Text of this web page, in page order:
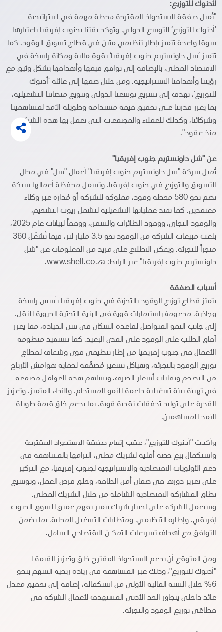
لأدنوك للتوزيع:
"تُمثل صفقة الاستحواذ المقترحة محطة مهمة في استراتيجية
’أدنوك للتوزيع‘ للتوسع الدولي، وتؤكد ثقتنا بجنوب إفريقيا باعتبارها
سوقاً واعدة تتميز بإطار تنظيمي متين في قطاع تسويق الوقود. كما
تتميز ’شل داونستريم جنوب إفريقيا‘ بقوة مالية ومكانة راسخة في
الاقتصاد المحلي، بالإضافة إلى توافق قيمها وأهدافها بشكل وثيق مع
رؤيتنا وأهدافنا الاستراتيجية. ومن خلال ضمها إلى عائلة ’أدنوك
للتوزيع‘، نهدف إلى تسريع توسعنا الدولي وتنويع منصاتنا التشغيلية،
بما يعزز قدرتنا على تحقيق قيمة مستدامة وطويلة الأمد لمساهمينا
وشركائنا، وكذلك للعملاء والمجتمعات التي تعمل بها هذه الشركة
منذ عقود".
عن "شل داونستريم جنوب إفريقيا"
تُمثل شركة "شل داونستريم جنوب إفريقيا" أعمال "شل" في مجال
التسويق والتوزيع في جنوب إفريقيا، وتشمل محفظة أعمالها شبكة
تضم نحو 580 محطة وقود، مملوكة للشركة أو مُدارة عبر وكلاء
معتمدين. كما تمتد عملياتها التشغيلية لتشمل زيوت التشحيم،
والوقود التجاري، ووقود الطائرات والسفن، ووفقًاً لبيانات عام 2025،
بلغت مبيعات الشركة من الوقود نحو 3.5 مليار لتر، فيما تُشغّل 360
متجراً للتجزئة. ويمكن الاطلاع على مزيد من المعلومات عن "شل
داونستريم جنوب إفريقيا" عبر الرابط: www.shell.co.za.
أسباب الصفقة
يتميّز قطاع توزيع الوقود بالتجزئة في جنوب إفريقيا بأسس راسخة
وجاذبة، مدعومة باستثمارات قوية في البنية التحتية الحيوية للنقل،
إلى جانب النمو المتواصل لقاعدة السكان في سن القيادة، مما يعزز
آفاق الطلب على الوقود على المدى البعيد. كما تستفيد منظومة
الأعمال في جنوب إفريقيا من إطار تنظيمي قوي وشفاف لقطاع
توزيع الوقود بالتجزئة، وهياكل تسعير مُصمَّمة لحماية هوامش الأرباح
من التضخم وتقلبات أسعار الصرف. وتساهم هذه العوامل مجتمعة
في تهيئة بيئة تشغيلية داعمة للنمو المستدام، والأداء المتميز، وتعزيز
القدرة على توليد تدفقات نقدية قوية، بما يدعم خلق قيمة طويلة
الأمد للمساهمين.
وأكدت "أدنوك للتوزيع"، عقب إتمام صفقة الاستحواذ المقترحة
واستكمال بيع حصة أقلية لشريك محلي، التزامها بالمساهمة في
دعم الأولويات الاقتصادية والاستراتيجية لجنوب إفريقيا، مع التركيز
على تعزيز دورها في ضمان أمن الطاقة، وخلق فرص العمل، وتوسيع
نطاق المشاركة الاقتصادية الشاملة من خلال الشريك المحلي.
وستعمل الشركة على اختيار شريك يتميز بفهم عميق للسوق الجنوب
إفريقي، وإطاره التنظيمي، ومتطلبات التشغيل المحلية، بما يضمن
التوافق مع أهداف تشريعات التمكين الاقتصادي الشامل.
ومن المتوقع أن يدعم الاستحواذ المقترح خلق وتعزيز القيمة لـ
"أدنوك للتوزيع"، وذلك عبر المساهمة في زيادة ربحية السهم بنحو
6% خلال السنة المالية الأولى من استكماله، إضافةً إلى تحقيق معدل
عائد داخلي يتجاوز الحد الأدنى المستهدف لأعمال الشركة في
قطاعَي توزيع الوقود والتجزئة.